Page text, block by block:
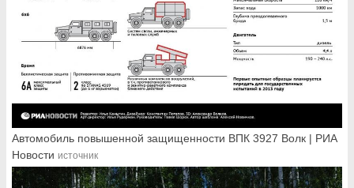
Автомобиль повышенной защищенности ВПК 3927 Волк | РИА
Новости источник